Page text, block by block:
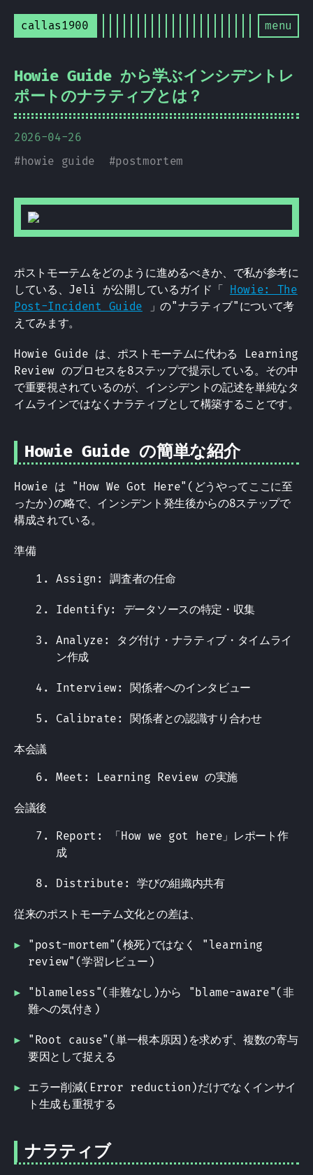
callas1900 menu
Howie Guide から学ぶインシデントレ
ポートのナラティブとは？
2026-04-26
#howie guide #postmortem
ポストモーテムをどのように進めるべきか、で私が参考に
している、Jeli が公開しているガイド「 Howie: The
Post-Incident Guide 」の"ナラティブ"について考
えてみます。
Howie Guide は、ポストモーテムに代わる Learning
Review のプロセスを8ステップで提示している。その中
で重要視されているのが、インシデントの記述を単純なタ
イムラインではなくナラティブとして構築することです。
Howie Guide の簡単な紹介
Howie は "How We Got Here"(どうやってここに至
ったか)の略で、インシデント発生後からの8ステップで
構成されている。
準備
Assign: 調査者の任命
Identify: データソースの特定・収集
Analyze: タグ付け・ナラティブ・タイムライ
ン作成
Interview: 関係者へのインタビュー
Calibrate: 関係者との認識すり合わせ
本会議
Meet: Learning Review の実施
会議後
Report: 「How we got here」レポート作
成
Distribute: 学びの組織内共有
従来のポストモーテム文化との差は、
"post-mortem"(検死)ではなく "learning
review"(学習レビュー)
"blameless"(非難なし)から "blame-aware"(非
難への気付き)
"Root cause"(単一根本原因)を求めず、複数の寄与
要因として捉える
エラー削減(Error reduction)だけでなくインサイ
ト生成も重視する
ナラティブ